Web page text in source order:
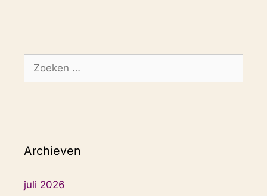
Zoek
Archieven
juli 2026